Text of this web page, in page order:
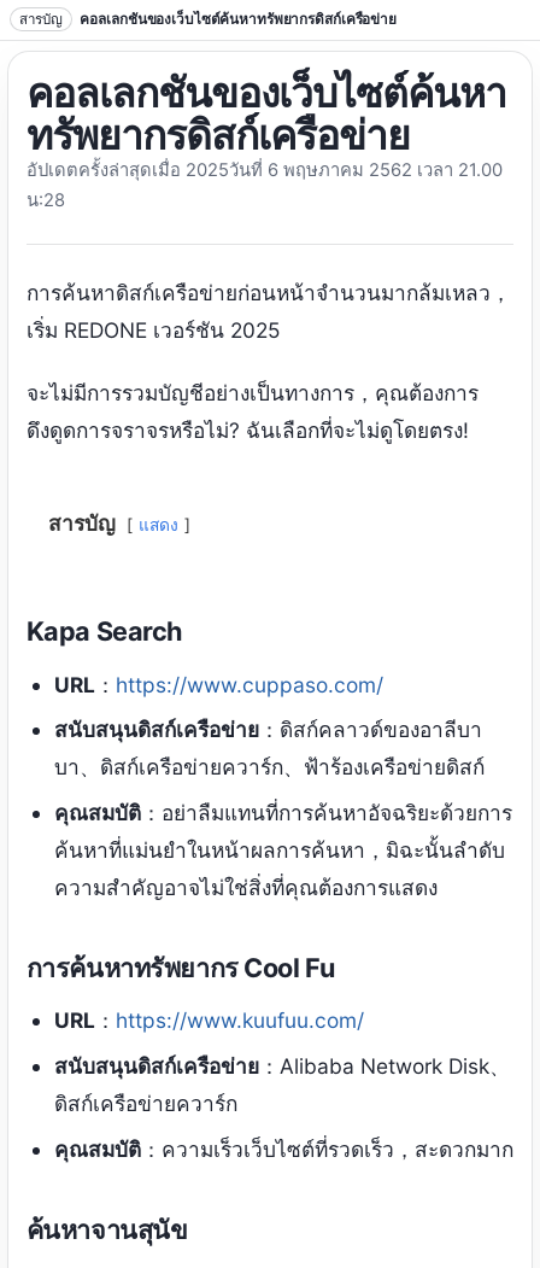
ข้ามไปที่ข้อความ
สารบัญ คอลเลกชันของเว็บไซต์ค้นหาทรัพยากรดิสก์เครือข่าย
คอลเลกชันของเว็บไซต์ค้นหา
ทรัพยากรดิสก์เครือข่าย
อัปเดตครั้งล่าสุดเมื่อ 2025วันที่ 6 พฤษภาคม 2562 เวลา 21.00
น:28
การค้นหาดิสก์เครือข่ายก่อนหน้าจำนวนมากล้มเหลว，
เริ่ม REDONE เวอร์ชัน 2025
จะไม่มีการรวมบัญชีอย่างเป็นทางการ，คุณต้องการ
ดึงดูดการจราจรหรือไม่? ฉันเลือกที่จะไม่ดูโดยตรง!
สารบัญ แสดง
Kapa Search
URL ： https://www.cuppaso.com/
สนับสนุนดิสก์เครือข่าย ：ดิสก์คลาวด์ของอาลีบา
บา、ดิสก์เครือข่ายควาร์ก、ฟ้าร้องเครือข่ายดิสก์
คุณสมบัติ ：อย่าลืมแทนที่การค้นหาอัจฉริยะด้วยการ
ค้นหาที่แม่นยำในหน้าผลการค้นหา，มิฉะนั้นลำดับ
ความสำคัญอาจไม่ใช่สิ่งที่คุณต้องการแสดง
การค้นหาทรัพยากร Cool Fu
URL ： https://www.kuufuu.com/
สนับสนุนดิสก์เครือข่าย ：Alibaba Network Disk、
ดิสก์เครือข่ายควาร์ก
คุณสมบัติ ：ความเร็วเว็บไซต์ที่รวดเร็ว，สะดวกมาก
ค้นหาจานสุนัข